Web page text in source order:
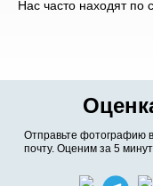
Нас часто находят по
Отправьте фотографию
почту. Оценим за 5